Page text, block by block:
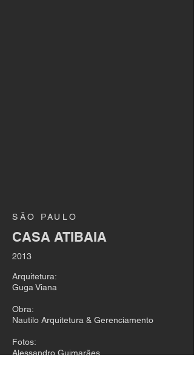
SÃO PAULO
CASA ATIBAIA
2013
Arquitetura:
Guga Viana
Obra:
Nautilo Arquitetura & Gerenciamento
Fotos:
Alessandro Guimarães